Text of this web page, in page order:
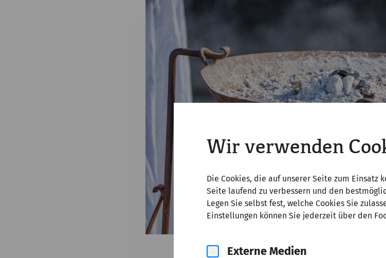
Wir verwenden
Die Cookies, die auf unserer Seite zum Einsatz
Seite laufend zu verbessern und den
Legen Sie selbst fest, welche Cookies Sie
Einstellungen können Sie jederzeit über den
Externe Medien